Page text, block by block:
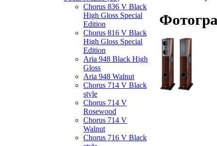
Chorus 836 V Black
High Gloss Special
Edition
Chorus 816 V Black
High Gloss Special
Edition
Aria 948 Black High
Gloss
Aria 948 Walnut
Chorus 714 V Black
style
Chorus 714 V
Rosewood
Chorus 714 V
Walnut
Chorus 716 V Black